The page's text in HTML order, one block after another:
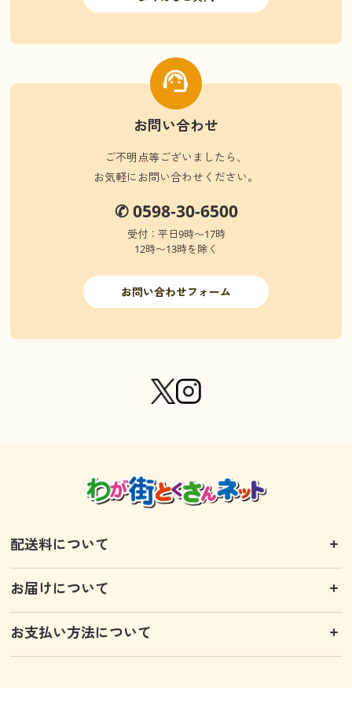
お問い合わせ
ご不明点等ございましたら、
お気軽にお問い合わせください。
✆ 0598-30-6500
受付：平日9時〜17時
12時〜13時を除く
お問い合わせフォーム
配送料について
お届けについて
お支払い方法について